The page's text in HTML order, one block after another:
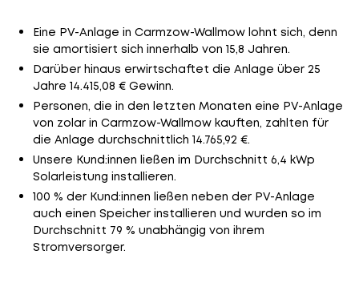
Eine PV-Anlage in Carmzow-Wallmow lohnt sich, denn
sie amortisiert sich innerhalb von 15,8 Jahren.
Darüber hinaus erwirtschaftet die Anlage über 25
Jahre 14.415,08 € Gewinn.
Personen, die in den letzten Monaten eine PV-Anlage
von zolar in Carmzow-Wallmow kauften, zahlten für
die Anlage durchschnittlich 14.765,92 €.
Unsere Kund:innen ließen im Durchschnitt 6,4 kWp
Solarleistung installieren.
100 % der Kund:innen ließen neben der PV-Anlage
auch einen Speicher installieren und wurden so im
Durchschnitt 79 % unabhängig von ihrem
Stromversorger.